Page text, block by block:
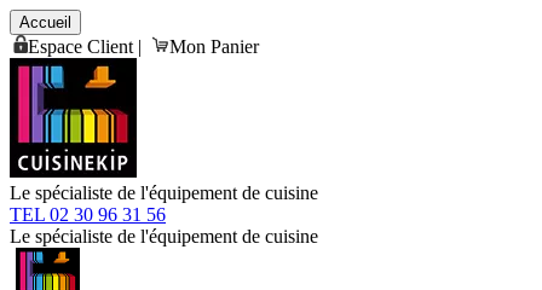
Accueil
Espace Client | Mon Panier
Le spécialiste de l'équipement de cuisine
TEL 02 30 96 31 56
Le spécialiste de l'équipement de cuisine